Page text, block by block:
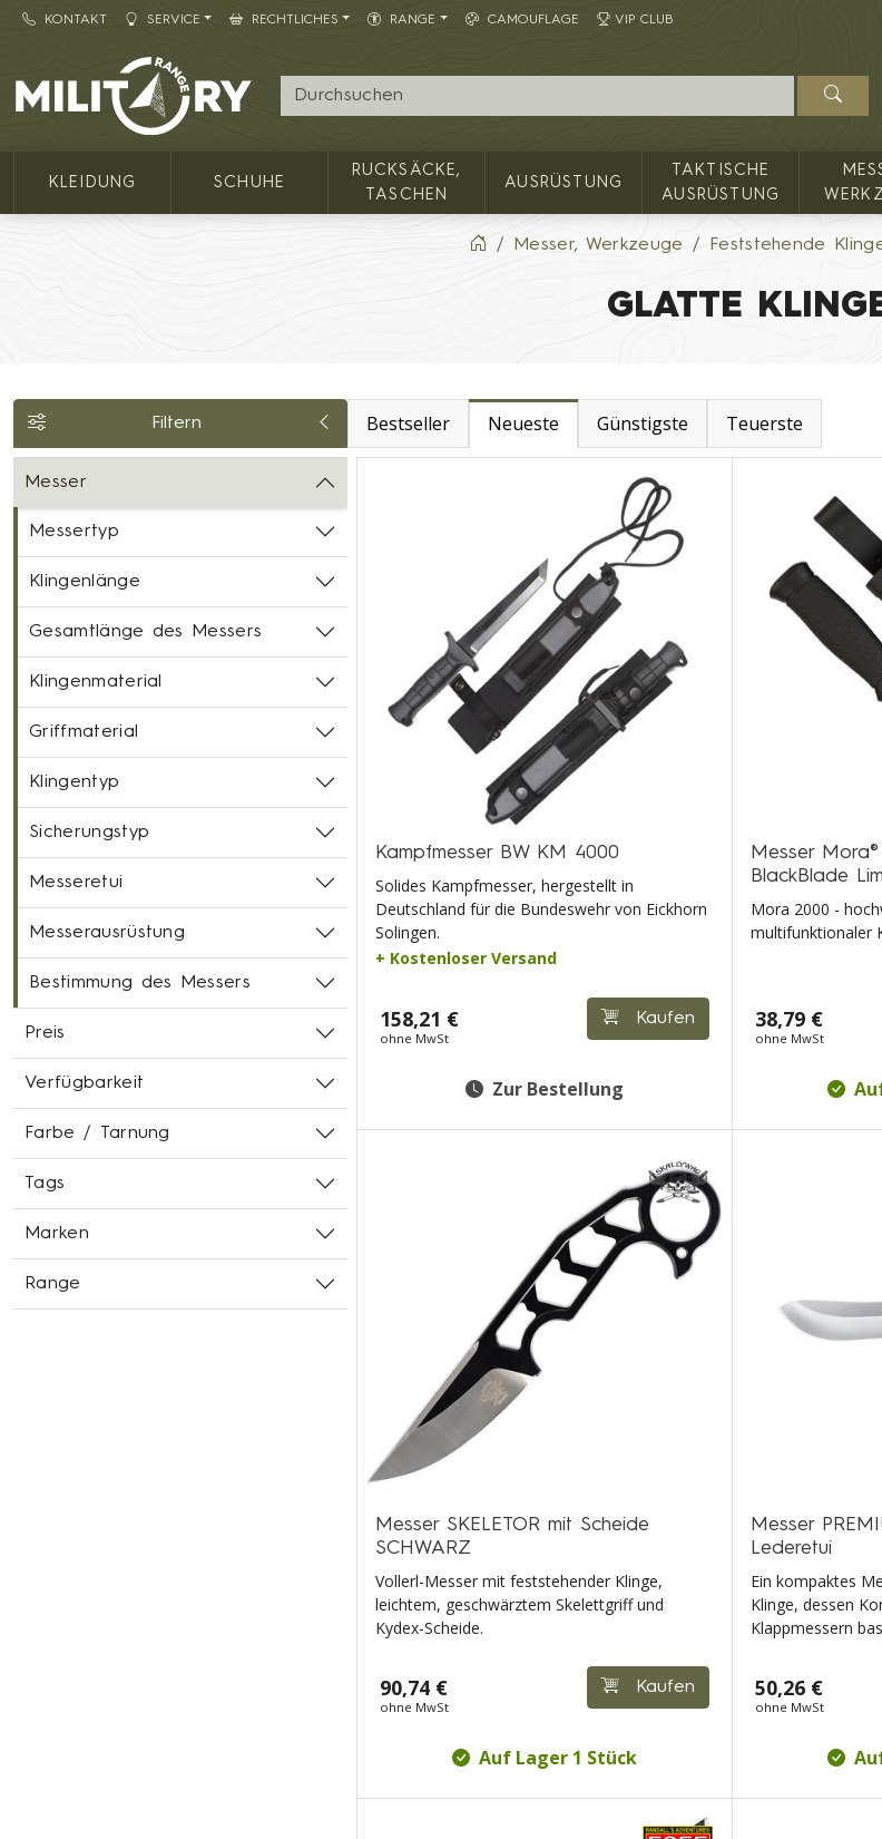
KONTAKT SERVICE RECHTLICHES RANGE CAMOUFLAGE VIP CLUB
Army shop MILITARY RANGE
KLEIDUNG SCHUHE
RUCKSÄCKE,
TASCHEN
AUSRÜSTUNG
TAKTISCHE
AUSRÜSTUNG
Messer, Werkzeuge Feststehende
GLATTE
Filtern Bestseller Neueste Günstigste Teuerste
Messer
Messertyp
Klingenlänge
Gesamtlänge des Messers
Klingenmaterial
Griffmaterial
Klingentyp
Sicherungstyp
Messeretui
Messerausrüstung
Bestimmung des Messers
Preis
Verfügbarkeit
Farbe / Tarnung
Tags
Marken
Range
Kampfmesser BW KM 4000
Solides Kampfmesser, hergestellt in
Deutschland für die Bundeswehr von Eickhorn
Solingen.
+ Kostenloser Versand
158,21 €
ohne MwSt
Kaufen
Zur Bestellung
Messer
BlackBlade
Mora 2000 -
multifunktionaler
38,79 €
ohne MwSt
Messer SKELETOR mit Scheide
SCHWARZ
Vollerl-Messer mit feststehender Klinge,
leichtem, geschwärztem Skelettgriff und
Kydex-Scheide.
90,74 €
ohne MwSt
Kaufen
Auf Lager 1 Stück
Messer
Lederetui
Ein kompaktes
Klinge, dessen
Klappmessern
50,26 €
ohne MwSt